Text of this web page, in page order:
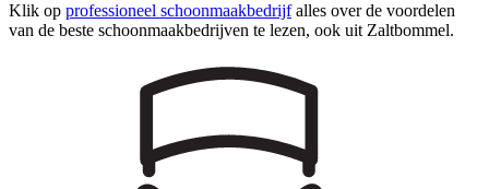
Klik op professioneel schoonmaakbedrijfalles over de voordelen
van de beste schoonmaakbedrijven te lezen, ook uit Zaltbommel.